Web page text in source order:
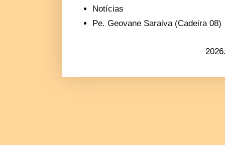
Notícias
Pe. Geovane Saraiva (Cadeira 08)